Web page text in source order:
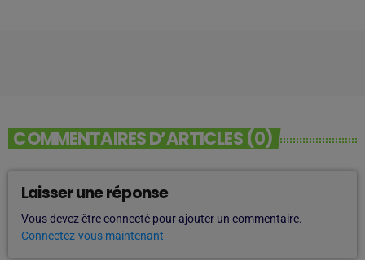
COMMENTAIRES D’ARTICLES (0)
Laisser une réponse
Vous devez être connecté pour ajouter un commentaire.
Connectez-vous maintenant